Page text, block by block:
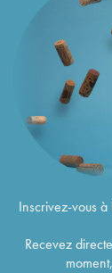
Inscrivez-vous
Recevez